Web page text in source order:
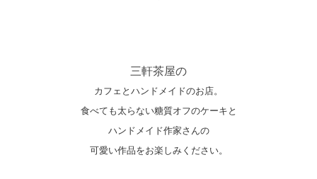
三軒茶屋の
カフェとハンドメイドのお店。
食べても太らない糖質オフのケーキと
ハンドメイド作家さんの
可愛い作品をお楽しみください。